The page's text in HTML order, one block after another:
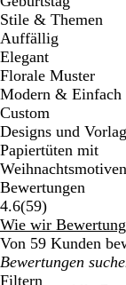
Stile & Themen
Auffällig
Elegant
Florale Muster
Modern & Einfach
Custom
Designs und
Papiertüten mit
Weihnachtsmotiven
Bewertungen
4.6(5959
Bewertungen
)
Wie wir
Von 59 Kunden
Meine
Sucheingaben
Filtern